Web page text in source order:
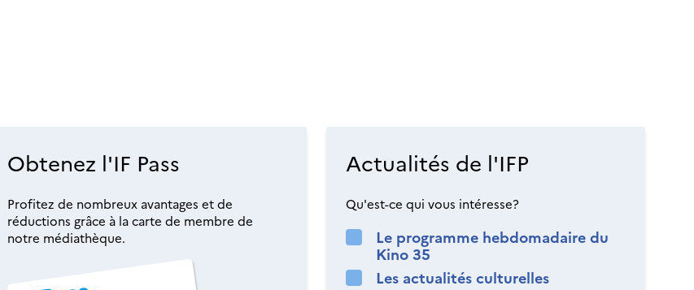
Obtenez l'IF Pass
Profitez de nombreux avantages et de
réductions grâce à la carte de membre de
notre médiathèque.
Actualités de l'IFP
Qu'est-ce qui vous intéresse?
Le programme hebdomadaire du
Kino 35
Les actualités culturelles